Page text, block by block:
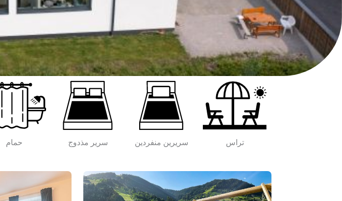
حمام سرير مذدوج سريرين منفردين تراس